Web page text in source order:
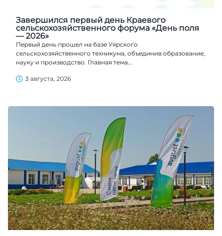
Завершился первый день Краевого
сельскохозяйственного форума «День поля
— 2026»
Первый день прошел на базе Уярского
сельскохозяйственного техникума, объединив образование,
науку и производство. Главная тема...
3 августа, 2026